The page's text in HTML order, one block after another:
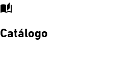
auto_stories
Catálogo